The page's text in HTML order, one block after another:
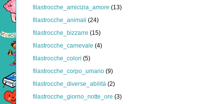
filastrocche_amicizia_amore (13)
filastrocche_animali (24)
filastrocche_bizzarre (15)
filastrocche_carnevale (4)
filastrocche_colori (5)
filastrocche_corpo_umano (9)
filastrocche_diverse_abilità (2)
filastrocche_giorno_notte_ore (3)